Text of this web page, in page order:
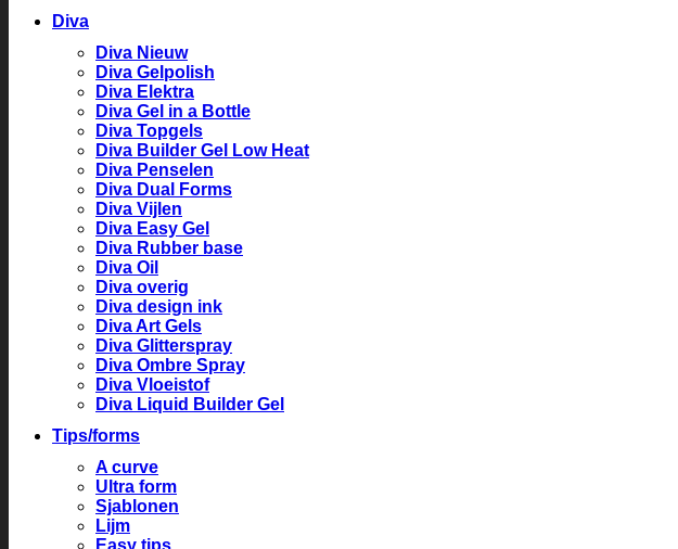
Diva
Diva Nieuw
Diva Gelpolish
Diva Elektra
Diva Gel in a Bottle
Diva Topgels
Diva Builder Gel Low Heat
Diva Penselen
Diva Dual Forms
Diva Vijlen
Diva Easy Gel
Diva Rubber base
Diva Oil
Diva overig
Diva design ink
Diva Art Gels
Diva Glitterspray
Diva Ombre Spray
Diva Vloeistof
Diva Liquid Builder Gel
Tips/forms
A curve
Ultra form
Sjablonen
Lijm
Easy tips